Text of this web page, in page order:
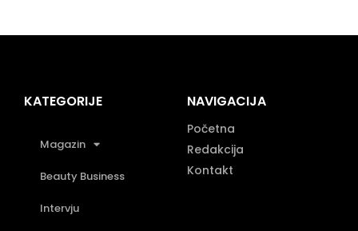
KATEGORIJE
Magazin
Beauty Business
Intervju
NAVIGACIJA
Početna
Redakcija
Kontakt